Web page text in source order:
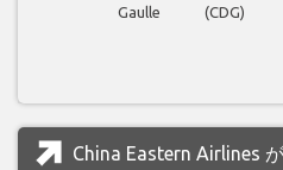
Gaulle
(CDG)
China Eastern Airlines